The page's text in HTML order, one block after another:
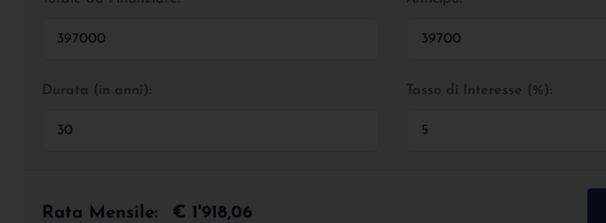
Durata (in anni): Tasso di Interesse (%):
Rata Mensile: € 1'918,06